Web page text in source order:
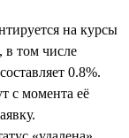
на курсы
том числе
0.8%.
с момента её